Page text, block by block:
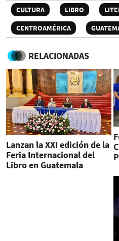
CULTURA LIBRO
CENTROAMÉRICA
RELACIONADAS
Lanzan la XXI edición de la
Feria Internacional del
Libro en Guatemala